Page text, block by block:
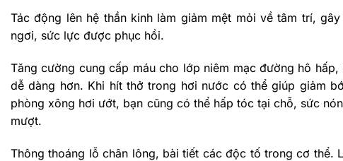
Tác động lên hệ thần kinh làm giảm mệt mỏi về tâm trí,
ngơi, sức lực được phục hồi.
Tăng cường cung cấp máu cho lớp niêm mạc đường hô
dễ dàng hơn. Khi hít thở trong hơi nước có thể giúp giảm
phòng xông hơi ướt, bạn cũng có thể hấp tóc tại chỗ, sức
mượt.
Thông thoáng lỗ chân lông, bài tiết các độc tố trong cơ thể.